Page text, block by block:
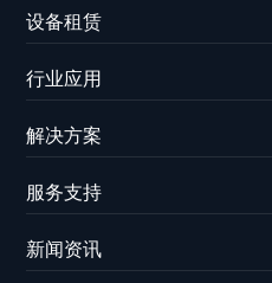
设备租赁
行业应用
解决方案
服务支持
新闻资讯